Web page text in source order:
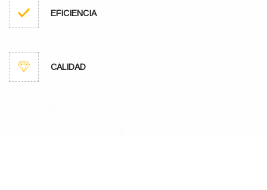
EFICIENCIA
CALIDAD